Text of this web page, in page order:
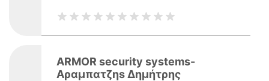
ARMOR security systems-
Αραμπατζηs Δημήτρης